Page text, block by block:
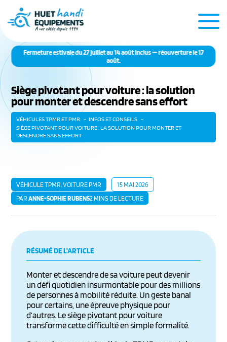
Fermeture estivale du 27 juillet au 14 août inclus — réouverture le 17
août.
Siège pivotant pour voiture : la solution
pour monter et descendre sans effort
VÉHICULES TPMR ET PMR
INFOS ET CONSEILS
SIÈGE PIVOTANT POUR VOITURE : LA SOLUTION POUR MONTER ET
DESCENDRE SANS EFFORT
VÉHICULE TPMR,VOITURE PMR
15 MAI 2026
PARANNE-SOPHIE RUBENS2 MINS DE LECTURE
RÉSUMÉ DE L'ARTICLE
Monter et descendre de sa voiture peut devenir
un défi quotidien insurmontable pour des millions
de personnes à mobilité réduite. Un geste banal
pour certains, une épreuve physique pour
d’autres. Le siège pivotant pour voiture
transforme cette difficulté en simple formalité.